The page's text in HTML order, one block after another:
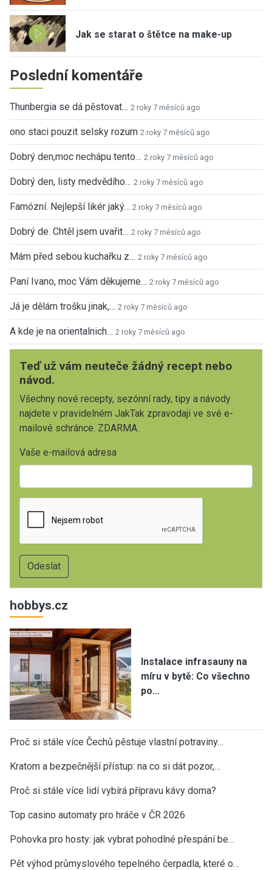
Jak se starat o štětce na make-up
Poslední komentáře
Thunbergia se dá pěstovat… 2 roky 7 měsíců ago
ono staci pouzit selsky rozum 2 roky 7 měsíců ago
Dobrý den,moc nechápu tento… 2 roky 7 měsíců ago
Dobrý den, listy medvědího… 2 roky 7 měsíců ago
Famózní. Nejlepší likér jaký… 2 roky 7 měsíců ago
Dobrý de. Chtěl jsem uvařit… 2 roky 7 měsíců ago
Mám před sebou kuchařku z… 2 roky 7 měsíců ago
Paní Ivano, moc Vám děkujeme… 2 roky 7 měsíců ago
Já je dělám trošku jinak,… 2 roky 7 měsíců ago
A kde je na orientalnich… 2 roky 7 měsíců ago
Teď už vám neuteče žádný recept nebo
návod.
Všechny nové recepty, sezónní rady, tipy a návody
najdete v pravidelném JakTak zpravodaji ve své e-
mailové schránce. ZDARMA.
Vaše e-mailová adresa
hobbys.cz
Instalace infrasauny na
míru v bytě: Co všechno
po…
Proč si stále více Čechů pěstuje vlastní potraviny…
Kratom a bezpečnější přístup: na co si dát pozor,…
Proč si stále více lidí vybírá přípravu kávy doma?
Top casino automaty pro hráče v ČR 2026
Pohovka pro hosty: jak vybrat pohodlné přespání be…
Pět výhod průmyslového tepelného čerpadla, které o…